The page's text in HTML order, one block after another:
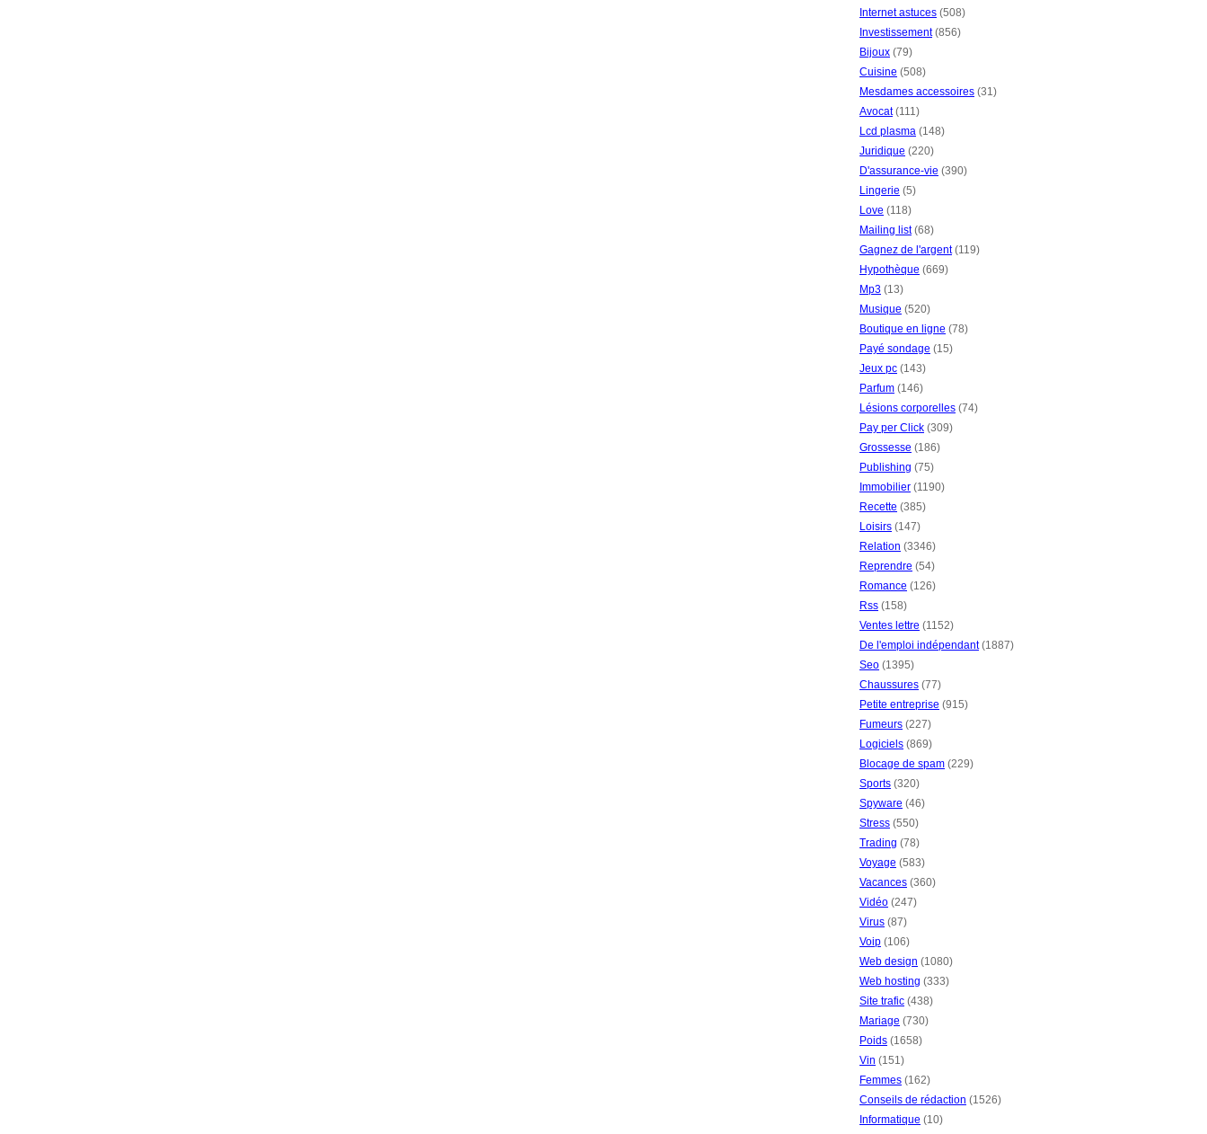
Internet astuces (508)
Investissement(856)
Bijoux (79)
Cuisine (508)
Mesdames accessoires (31)
Avocat(111)
Lcd plasma (148)
Juridique (220)
D'assurance-vie (390)
Lingerie (5)
Love (118)
Mailing list(68)
Gagnez de l'argent(119)
Hypothèque (669)
Mp3 (13)
Musique (520)
Boutique en ligne (78)
Payé sondage (15)
Jeux pc (143)
Parfum (146)
Lésions corporelles (74)
Pay per Click (309)
Grossesse (186)
Publishing (75)
Immobilier (1190)
Recette (385)
Loisirs (147)
Relation (3346)
Reprendre (54)
Romance (126)
Rss (158)
Ventes lettre (1152)
De l'emploi indépendant(1887)
Seo (1395)
Chaussures (77)
Petite entreprise (915)
Fumeurs (227)
Logiciels (869)
Blocage de spam (229)
Sports (320)
Spyware (46)
Stress (550)
Trading (78)
Voyage (583)
Vacances (360)
Vidéo (247)
Virus (87)
Voip (106)
Web design (1080)
Web hosting (333)
Site trafic (438)
Mariage (730)
Poids (1658)
Vin (151)
Femmes (162)
Conseils de rédaction (1526)
Informatique (10)